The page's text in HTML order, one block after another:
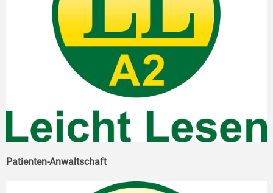
Patienten-Anwaltschaft